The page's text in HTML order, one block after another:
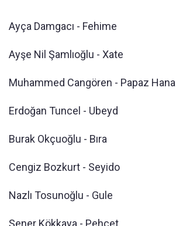
Ayça Damgacı - Fehime
Ayşe Nil Şamlıoğlu - Xate
Muhammed Cangören - Papaz Hana
Erdoğan Tuncel - Ubeyd
Burak Okçuoğlu - Bıra
Cengiz Bozkurt - Seyido
Nazlı Tosunoğlu - Gule
Şener Kökkaya - Pehçet